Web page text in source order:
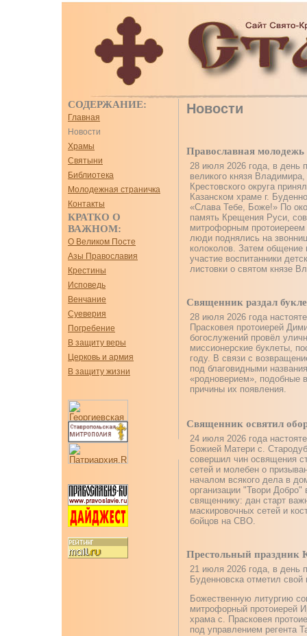
СОДЕРЖАНИЕ:
Главная
Новости
Храмы
Святыни
Библиотека
Молодежная страничка
Контакты
КРАТКО О
ВАЖНОМ:
О Великом Посте
Азы Православия
Крестины
Исповедь
Венчание
Суеверия
Погребение
В защиту веры
Церковь и армия
В защиту жизни
Новости
Православная
28 июля 2026 года, в день
великого князя
Крестовского округа
Казанском храме г.
«Слава Тебе, Боже!» По
память Крещения Руси,
митрофорным
люди поднялись на
колоколов. Затем общение
участие воспитанники
листовки о святом князе
Священник раздал
28 июля 2026 года
Прасковея протоиерей
богослужений провёл
миссионерские буклеты,
году. В связи с
под благовидными
«родноверием», подобные
причины их появления.
Священник освятил
24 июля 2026 года
Божией Матери с.
совершил чин освящения
сетей и молебен о
началом всякого дела в
организации "Твори Добро"
священнику: дан старт
маскировочных сетей и
бойцов на СВО.
Престольный праздник
21 июля 2026 года, в день
Буденновска отметил
Божественную литургию
митрофорный протоиерей
храма с. Прасковея
под управлением регента